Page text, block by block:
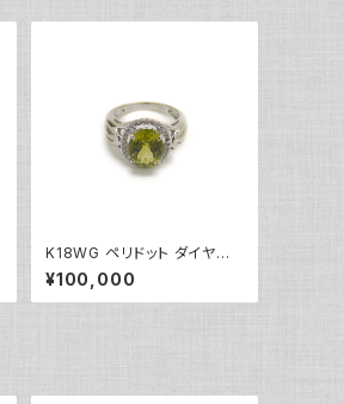
K18WG ペリドット ダイヤモ
ンド デザインリング 18金 ホ
ワイトゴールド 指輪 9号 Y04
916
¥100,000